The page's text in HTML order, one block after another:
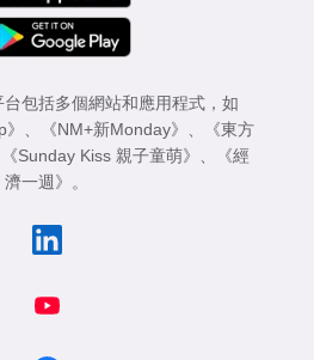
包括多個網站和應用程式，如
《NM+新Monday》
《東方
《Sunday Kiss 親子童萌》
《經
濟一週》
。